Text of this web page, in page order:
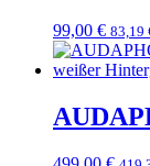
99,00 € 83,19